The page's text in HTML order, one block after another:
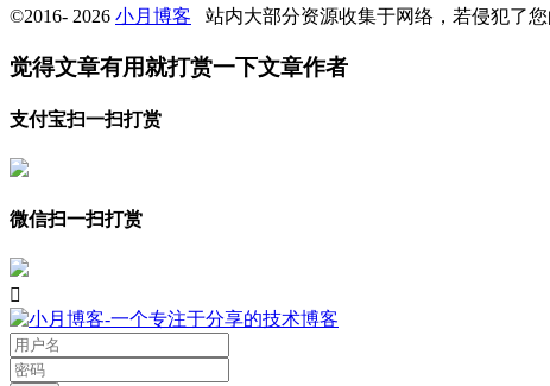
©2016- 2026 小月博客 站内大部分资源收集于网络，若侵犯了
觉得文章有用就打赏一下文章作者
支付宝扫一扫打赏
微信扫一扫打赏
